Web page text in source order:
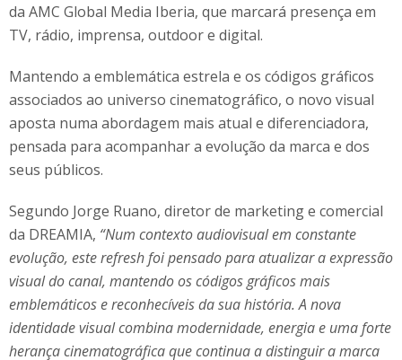
da AMC Global Media Iberia, que marcará presença em
TV, rádio, imprensa, outdoor e digital.
Mantendo a emblemática estrela e os códigos gráficos
associados ao universo cinematográfico, o novo visual
aposta numa abordagem mais atual e diferenciadora,
pensada para acompanhar a evolução da marca e dos
seus públicos.
Segundo Jorge Ruano, diretor de marketing e comercial
da DREAMIA, “Num contexto audiovisual em constante
evolução, este refresh foi pensado para atualizar a expressão
visual do canal, mantendo os códigos gráficos mais
emblemáticos e reconhecíveis da sua história. A nova
identidade visual combina modernidade, energia e uma forte
herança cinematográfica que continua a distinguir a marca